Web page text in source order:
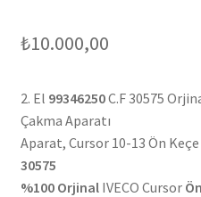
₺10.000,00
2. El 99346250C.F 30575
Çakma Aparatı
Aparat, Cursor 10-13 Ön
30575
%100 OrjinalIVECO Cursor